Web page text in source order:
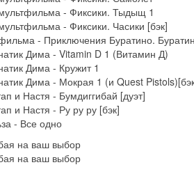
- Фиксики. Тыдыщ 1
- Фиксики. Часики [бэк]
- Приключения Буратино.
Дима - Vitamin D 1 (Витамин Д)
Дима - Кружит 1
Дима - Мокрая 1 (и Quest
и Настя - Бумдиггибай [дуэт]
и Настя - Ру ру ру [бэк]
- Все одно
на ваш выбор
на ваш выбор